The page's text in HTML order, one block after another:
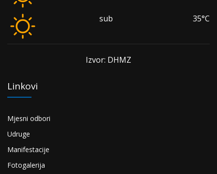
sub 35°C
Izvor: DHMZ
Linkovi
Mjesni odbori
Udruge
Manifestacije
Fotogalerija